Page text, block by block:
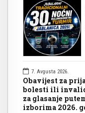
7. Avgusta 2026.
Obavijest za
bolesti ili
za glasanje
izborima 2026.